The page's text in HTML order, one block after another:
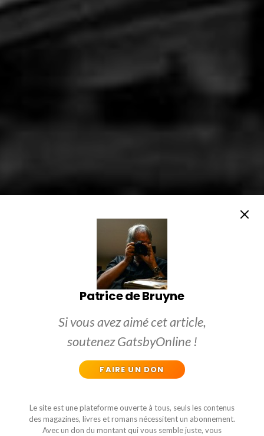
Patrice de Bruyne
Si vous avez aimé cet article,
soutenez GatsbyOnline !
FAIRE UN DON
Le site est une plateforme ouverte à tous, seuls les contenus
des magazines, livres et romans nécessitent un abonnement.
Avec un don du montant qui vous semble juste, vous